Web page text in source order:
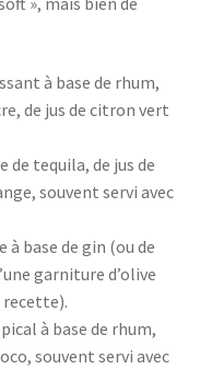
à base de rhum,
de jus de citron vert
de tequila, de jus de
souvent servi avec
à base de gin (ou de
garniture d’olive
recette).
à base de rhum,
souvent servi avec